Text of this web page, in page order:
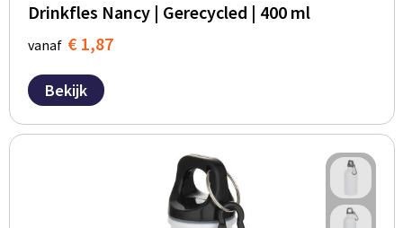
Drinkfles Nancy | Gerecycled | 400 ml
vanaf € 1,87
Bekijk